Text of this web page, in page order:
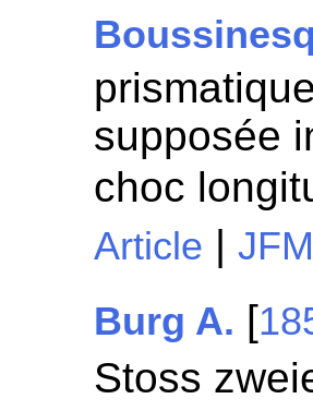
supposée
choc
Article |
Burg A. [
Stoss